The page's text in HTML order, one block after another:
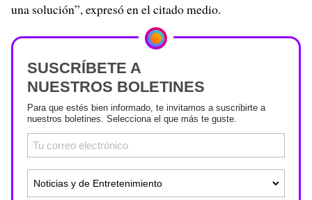
una solución”, expresó en el citado medio.
SUSCRÍBETE A
NUESTROS BOLETINES
Para que estés bien informado, te invitamos a suscribirte a
nuestros boletines. Selecciona el que más te guste.